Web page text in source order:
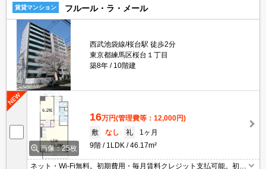
賃貸マンション フルール・ラ・メール
西武池袋線/桜台駅 徒歩2分
東京都練馬区桜台１丁目
築8年
10階建
画像：25枚
16万円(管理費等：12,000円)
敷
なし 礼
1ヶ月
9階
1LDK 46.17m²
ネット・Wi-Fi無料。初期費用・毎月賃料クレジット支払可能。初期